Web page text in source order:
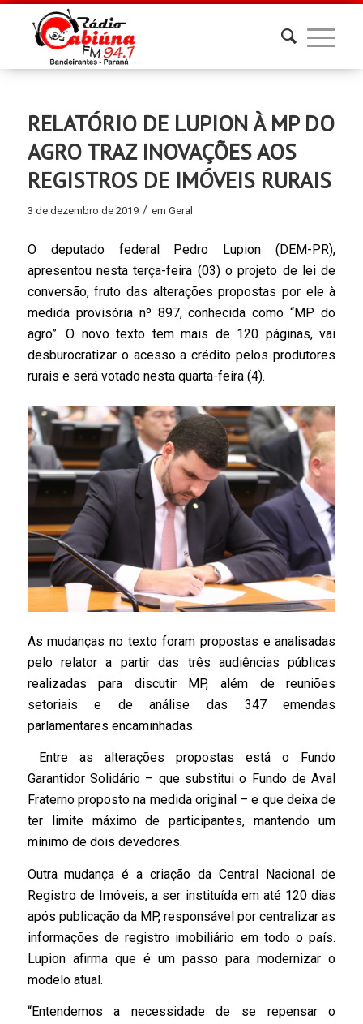
RELATÓRIO DE LUPION À MP DO
AGRO TRAZ INOVAÇÕES AOS
REGISTROS DE IMÓVEIS RURAIS
3 de dezembro de 2019 / em Geral
O deputado federal Pedro Lupion (DEM-PR),
apresentou nesta terça-feira (03) o projeto de lei de
conversão, fruto das alterações propostas por ele à
medida provisória nº 897, conhecida como “MP do
agro”. O novo texto tem mais de 120 páginas, vai
desburocratizar o acesso a crédito pelos produtores
rurais e será votado nesta quarta-feira (4).
As mudanças no texto foram propostas e analisadas
pelo relator a partir das três audiências públicas
realizadas para discutir MP, além de reuniões
setoriais e de análise das 347 emendas
parlamentares encaminhadas.
Entre as alterações propostas está o Fundo
Garantidor Solidário – que substitui o Fundo de Aval
Fraterno proposto na medida original – e que deixa de
ter limite máximo de participantes, mantendo um
mínimo de dois devedores.
Outra mudança é a criação da Central Nacional de
Registro de Imóveis, a ser instituída em até 120 dias
após publicação da MP, responsável por centralizar as
informações de registro imobiliário em todo o país.
Lupion afirma que é um passo para modernizar o
modelo atual.
“Entendemos a necessidade de se repensar o